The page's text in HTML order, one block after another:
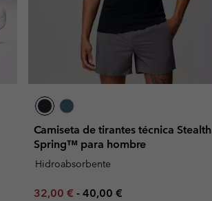
Camiseta de tirantes técnica Stealth
Spring™ para hombre
Hidroabsorbente
Minimum sale price:
32,00 € - Maximum price:
40,00 €